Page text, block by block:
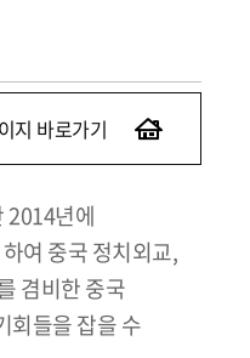
지 바로가기
2014년에
여 중국 정치외교,
겸비한 중국
회들을 잡을 수